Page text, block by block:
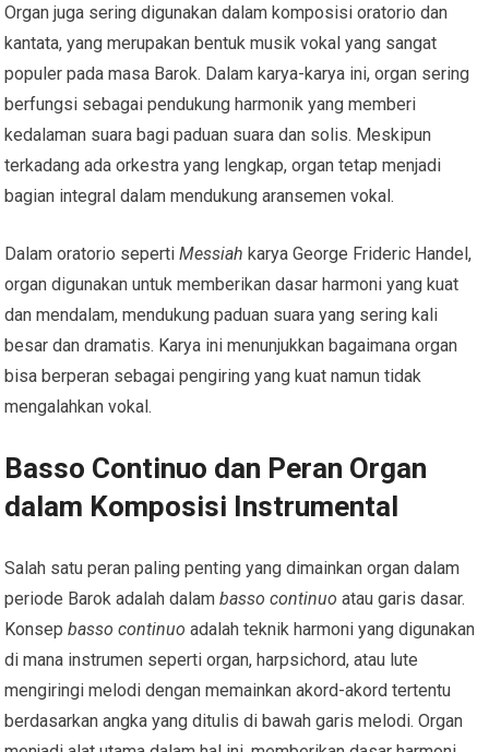
Organ juga sering digunakan dalam komposisi oratorio dan
kantata, yang merupakan bentuk musik vokal yang sangat
populer pada masa Barok. Dalam karya-karya ini, organ sering
berfungsi sebagai pendukung harmonik yang memberi
kedalaman suara bagi paduan suara dan solis. Meskipun
terkadang ada orkestra yang lengkap, organ tetap menjadi
bagian integral dalam mendukung aransemen vokal.
Dalam oratorio sepertiMessiah karya George Frideric Handel,
organ digunakan untuk memberikan dasar harmoni yang kuat
dan mendalam, mendukung paduan suara yang sering kali
besar dan dramatis. Karya ini menunjukkan bagaimana organ
bisa berperan sebagai pengiring yang kuat namun tidak
mengalahkan vokal.
Basso Continuo dan Peran Organ
dalam Komposisi Instrumental
Salah satu peran paling penting yang dimainkan organ dalam
periode Barok adalah dalambasso continuo atau garis dasar.
Konsepbasso continuo adalah teknik harmoni yang digunakan
di mana instrumen seperti organ, harpsichord, atau lute
mengiringi melodi dengan memainkan akord-akord tertentu
berdasarkan angka yang ditulis di bawah garis melodi. Organ